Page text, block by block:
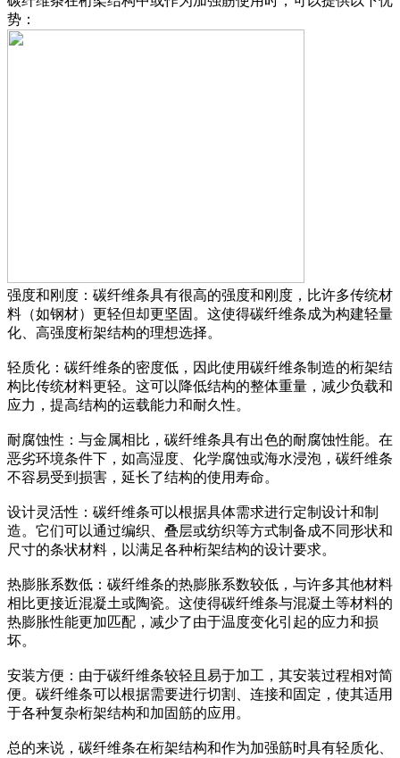
势：
强度和刚度：碳纤维条具有很高的强度和刚度，比许多传统材
料（如钢材）更轻但却更坚固。这使得碳纤维条成为构建轻量
化、高强度桁架结构的理想选择。
轻质化：碳纤维条的密度低，因此使用碳纤维条制造的桁架结
构比传统材料更轻。这可以降低结构的整体重量，减少负载和
应力，提高结构的运载能力和耐久性。
耐腐蚀性：与金属相比，碳纤维条具有出色的耐腐蚀性能。在
恶劣环境条件下，如高湿度、化学腐蚀或海水浸泡，碳纤维条
不容易受到损害，延长了结构的使用寿命。
设计灵活性：碳纤维条可以根据具体需求进行定制设计和制
造。它们可以通过编织、叠层或纺织等方式制备成不同形状和
尺寸的条状材料，以满足各种桁架结构的设计要求。
热膨胀系数低：碳纤维条的热膨胀系数较低，与许多其他材料
相比更接近混凝土或陶瓷。这使得碳纤维条与混凝土等材料的
热膨胀性能更加匹配，减少了由于温度变化引起的应力和损
坏。
安装方便：由于碳纤维条较轻且易于加工，其安装过程相对简
便。碳纤维条可以根据需要进行切割、连接和固定，使其适用
于各种复杂桁架结构和加固筋的应用。
总的来说，碳纤维条在桁架结构和作为加强筋时具有轻质化、